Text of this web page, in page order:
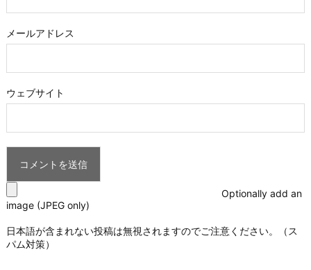
メールアドレス
ウェブサイト
Optionally add an
image (JPEG only)
日本語が含まれない投稿は無視されますのでご注意ください。（ス
パム対策）